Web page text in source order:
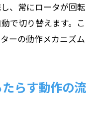
部構造と魅力
わかりやすく解
ぶ実用性
える技術的価値
、常にロータが回転
で切り替えます。こ
ーの動作メカニズム
らす動作の流